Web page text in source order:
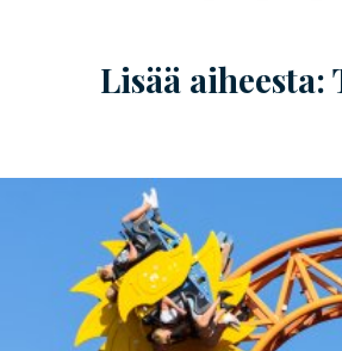
Lisää aiheesta: